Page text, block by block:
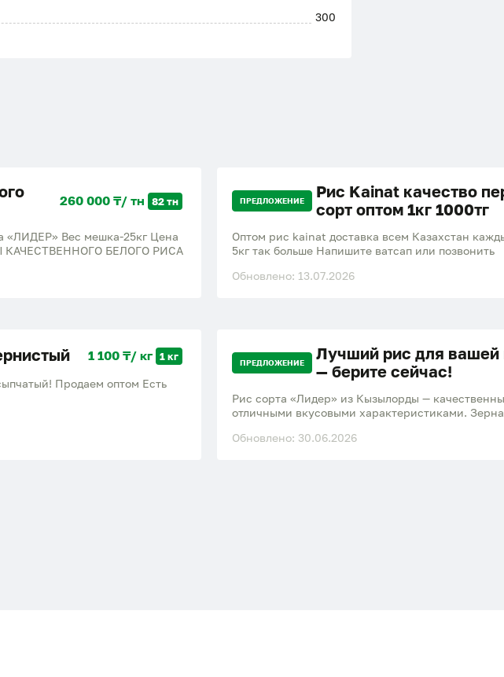
300
260 000 ₸/ тн 82 тн
«ЛИДЕР» Вес мешка-25кг Цена
КАЧЕСТВЕННОГО БЕЛОГО РИСА
ПРЕДЛОЖЕНИЕ
Рис Kainat качество
сорт оптом 1кг 1000тг
Оптом рис kainat доставка всем Казахстан
5кг так больше Напишите ватсап или позвонить
Обновлено: 13.07.2026
1 100 ₸/ кг 1 кг
Продаем оптом Есть
ПРЕДЛОЖЕНИЕ
Лучший рис для вашей
— берите сейчас!
Рис сорта «Лидер» из Кызылорды —
отличными вкусовыми характеристиками.
для плова, гарниров и повседневных блюд.
Обновлено: 30.06.2026